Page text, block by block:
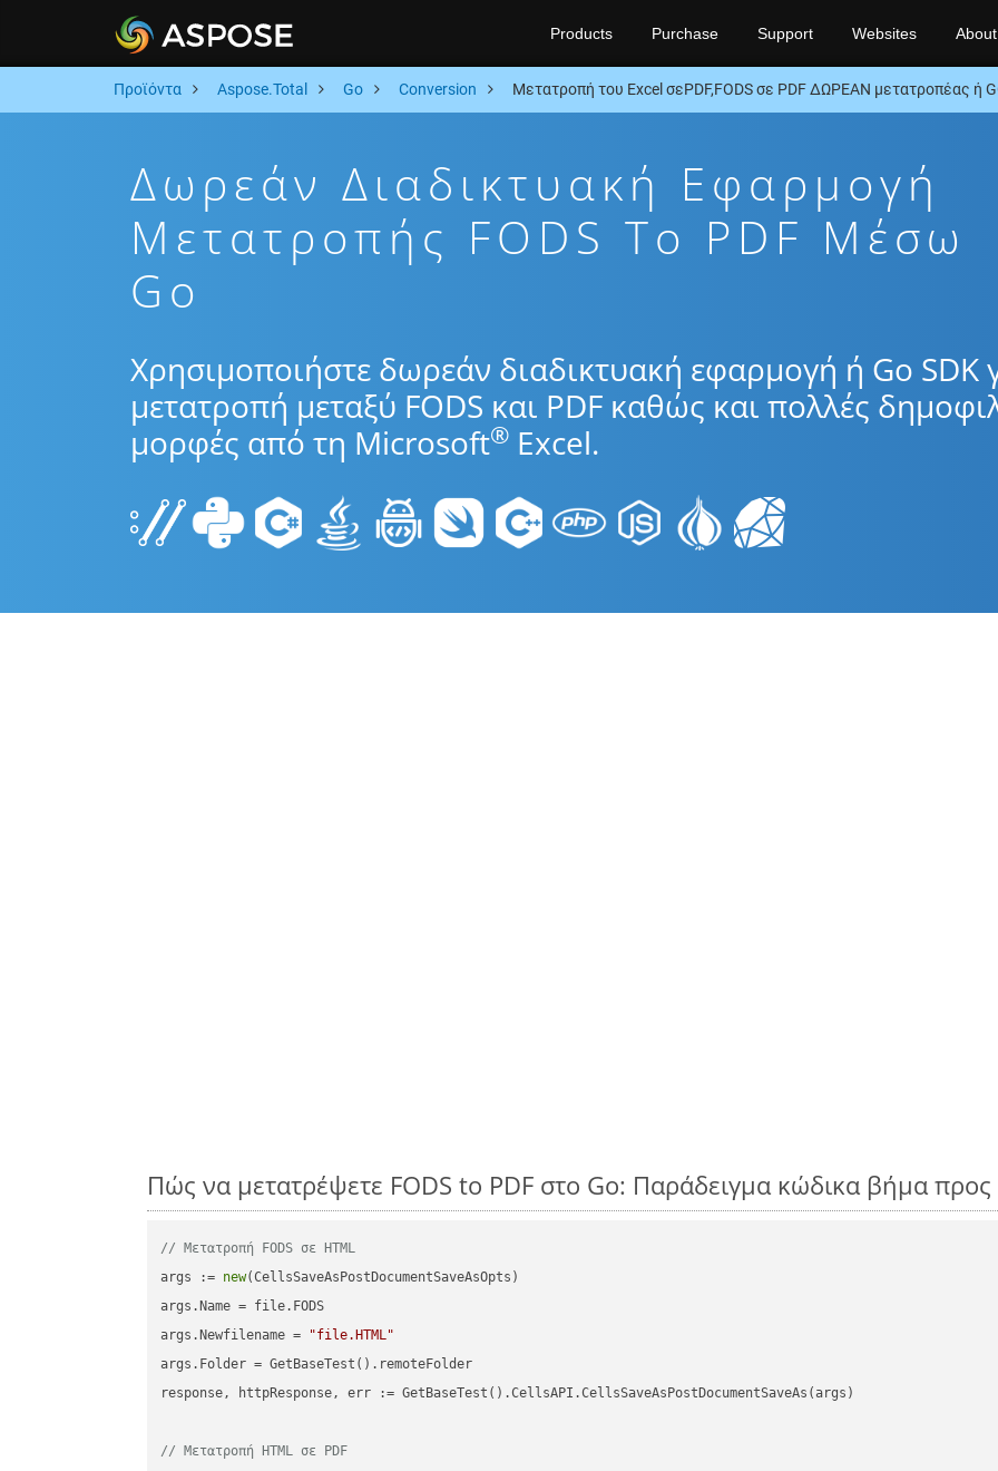
Products Purchase Support Websites About
Προϊόντα Aspose.Total Go Conversion Μετατροπή του Excel σεPDF,FODS σε PDF ΔΩΡΕΑΝ μετατροπέας ή
Δωρεάν Διαδικτυακή Εφαρμογή
Μετατροπής FODS To PDF Μέσω
Go
Χρησιμοποιήστε δωρεάν διαδικτυακή εφαρμογή ή Go SDK
μετατροπή μεταξύ FODS και PDF καθώς και πολλές
μορφές από τη Microsoft® Excel.
Πώς να μετατρέψετε FODS to PDF στο Go: Παράδειγμα κώδικα βήμα
// Μετατροπή FODS σε HTML
args := new(CellsSaveAsPostDocumentSaveAsOpts)
args.Name = file.FODS
args.Newfilename =
"file.HTML"
args.Folder = GetBaseTest().remoteFolder
response, httpResponse, err := GetBaseTest().CellsAPI.CellsSaveAsPostDocumentSaveAs(args)
// Μετατροπή HTML σε PDF